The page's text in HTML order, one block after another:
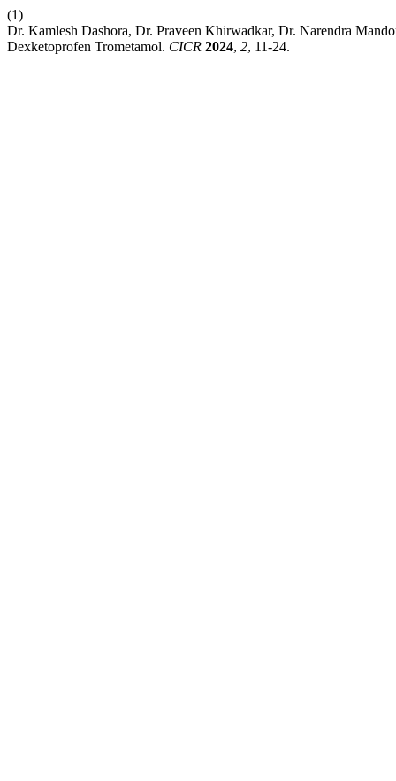
(1)
Dr. Kamlesh Dashora, Dr. Praveen Khirwadkar, Dr. Narendra
Dexketoprofen Trometamol. CICR 2024, 2, 11-24.